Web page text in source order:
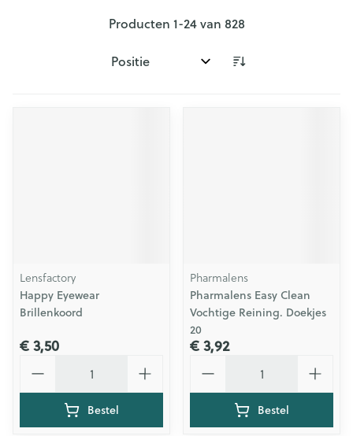
Producten 1-24van 828
Sorteer op:
Lensfactory
Happy Eyewear
Brillenkoord
€ 3,50
Bestel
Pharmalens
Pharmalens Easy Clean
Vochtige Reining. Doekjes
20
€ 3,92
Bestel